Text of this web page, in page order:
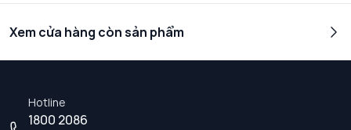
Xem cửa hàng còn sản phẩm
Hotline
1800 2086